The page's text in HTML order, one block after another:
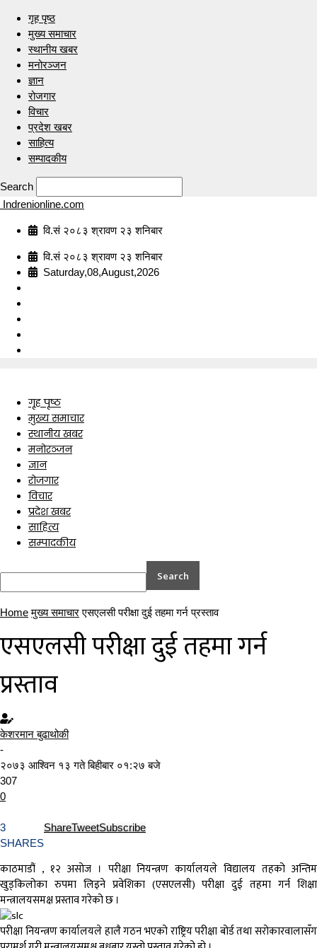
गृह पृष्ठ
मुख्य समाचार
स्थानीय खबर
मनोरञ्जन
ज्ञान
रोजगार
विचार
प्रदेश खबर
साहित्य
सम्पादकीय
Search
Indrenionline.com
वि.सं २०८३ श्रावण २३ शनिबार
वि.सं २०८३ श्रावण २३ शनिबार
Saturday,08,August,2026
गृह पृष्ठ
मुख्य समाचार
स्थानीय खबर
मनोरञ्जन
ज्ञान
रोजगार
विचार
प्रदेश खबर
साहित्य
सम्पादकीय
Home मुख्य समाचार एसएलसी परीक्षा दुई तहमा गर्न प्रस्ताव
एसएलसी परीक्षा दुई तहमा गर्न
प्रस्ताव
केशरमान बुढाथोकी
-
२०७३ आश्विन १३ गते बिहीबार ०१:२७ बजे
307
0
3
SHARES
ShareTweetSubscribe
काठमाडौं , १२ असोज । परीक्षा नियन्त्रण कार्यालयले विद्यालय तहको अन्तिम
खुड्किलोका रुपमा लिइने प्रवेशिका (एसएलसी) परीक्षा दुई तहमा गर्न शिक्षा
मन्त्रालयसमक्ष प्रस्ताव गरेको छ ।
परीक्षा नियन्त्रण कार्यालयले हालै गठन भएको राष्ट्रिय परीक्षा बोर्ड तथा सरोकारवालासँग